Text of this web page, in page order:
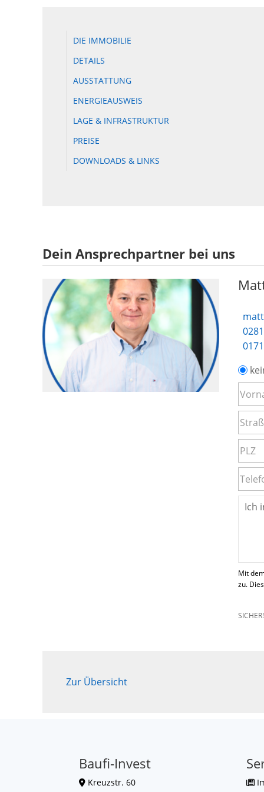
DIE IMMOBILIE
DETAILS
AUSSTATTUNG
ENERGIEAUSWEIS
LAGE & INFRASTRUKTUR
PREISE
DOWNLOADS & LINKS
Dein Ansprechpartner bei uns
Mit
zu.
Zur Übersicht
Baufi-Invest
Kreuzstr. 60